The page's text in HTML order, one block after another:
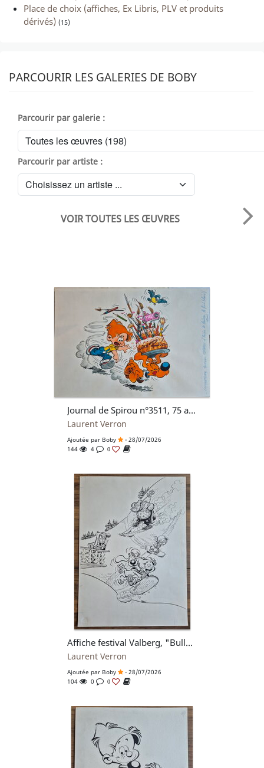
Place de choix (affiches, Ex Libris, PLV et produits
dérivés) (15)
PARCOURIR LES GALERIES DE BOBY
Parcourir par galerie :
Parcourir par artiste :
VOIR TOUTES LES ŒUVRES
Journal de Spirou n°3511, 75 ans Roba
Laurent Verron
Ajoutée par Boby
- 28/07/2026
144
4 0
Affiche festival Valberg, "Bulles de neige" 2005
Laurent Verron
Ajoutée par Boby
- 28/07/2026
104
0 0